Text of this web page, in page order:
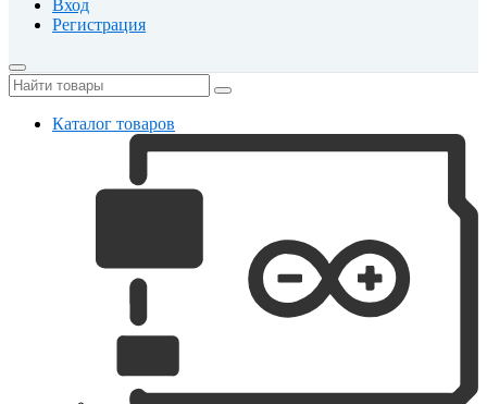
Вход
Регистрация
Каталог товаров